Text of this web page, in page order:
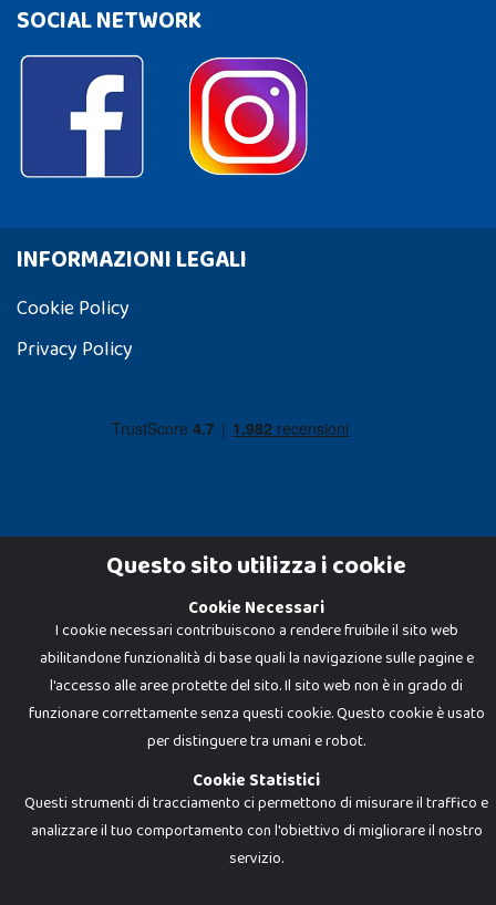
SOCIAL NETWORK
INFORMAZIONI LEGALI
Cookie Policy
Privacy Policy
Dadi e Mattoncini è un brand di Giocabene Srl. Ogni riproduzione o utilizzo non
espressamente autorizzato è severamente vietato. Tutti i loghi, marchi,
brand elencati nel presente shop sono di proprietà dei rispettivi titolari.
I prezzi e le promozioni pubblicate potrebbero differire da quanto esposto in
negozio.
Giocabene Srl - via della Posta 8, 20123 Milano (MI)
P.IVA 02608090425 - REA AN201199 - C.S. 10.000 i.v.
Questo sito utilizza i cookie
Cookie Necessari
I cookie necessari contribuiscono a rendere fruibile il sito web
abilitandone funzionalità di base quali la navigazione sulle pagine e
l'accesso alle aree protette del sito. Il sito web non è in grado di
funzionare correttamente senza questi cookie. Questo cookie è usato
per distinguere tra umani e robot.
Cookie Statistici
Questi strumenti di tracciamento ci permettono di misurare il traffico e
analizzare il tuo comportamento con l'obiettivo di migliorare il nostro
servizio.